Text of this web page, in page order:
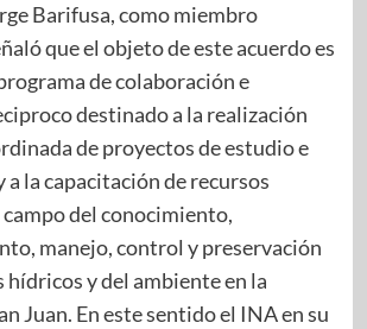
Barifusa, como miembro
que el objeto de este acuerdo es
de colaboración e
destinado a la realización
de proyectos de estudio e
la capacitación de recursos
campo del conocimiento,
manejo, control y preservación
hídricos y del ambiente en la
Juan. En este sentido el INA en su